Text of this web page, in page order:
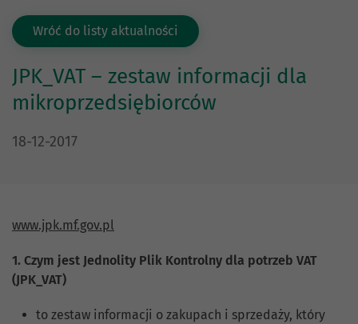
Wróć do listy aktualności
JPK_VAT – zestaw informacji dla
mikroprzedsiębiorców
DATA PUBLIKACJI:
18-12-2017
www.jpk.mf.gov.pl
1. Czym jest Jednolity Plik Kontrolny dla potrzeb VAT
(JPK_VAT)
to zestaw informacji o zakupach i sprzedaży, który